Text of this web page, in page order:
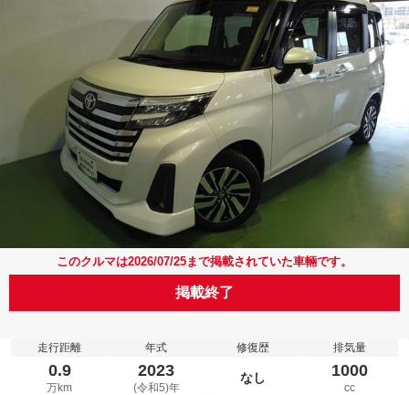
このクルマは2026/07/25まで掲載されていた車輛です。
掲載終了
走行距離
0.9
万km
年式
2023
(令和5)年
修復歴
なし
排気量
1000
cc